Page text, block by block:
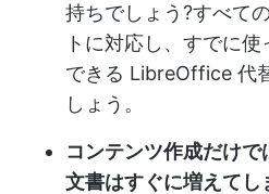
持ちでしょう?すべて
トに対応し、すでに
できる LibreOffice 代
しょう。
コンテンツ作成だけ
文書はすぐに増えてし